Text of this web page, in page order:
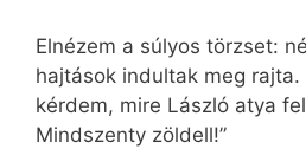
Elnézem a súlyos törzset:
hajtások indultak meg rajta.
kérdem, mire László atya
Mindszenty zöldell!”